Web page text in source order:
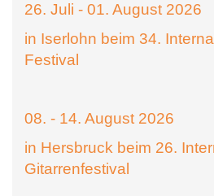
26. Juli - 01. August 2026
in Iserlohn beim 34.
Festival
08. - 14. August 2026
in Hersbruck beim 26.
Gitarrenfestival